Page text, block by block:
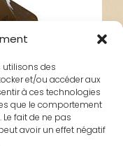
utilisons des
et/ou accéder aux
à ces technologies
que le comportement
fait de ne pas
avoir un effet négatif